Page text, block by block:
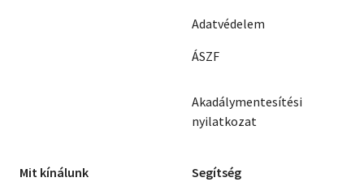
Adatvédelem
ÁSZF
Akadálymentesítési
nyilatkozat
Mit kínálunk Segítség